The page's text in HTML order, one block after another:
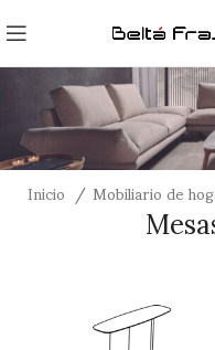
Inicio Mobiliario de